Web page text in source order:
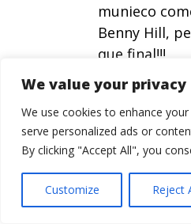
We value your privacy
We use cookies to enhance
serve personalized ads or
By clicking "Accept All", you
Customize Reject
munieco
Benny Hill,
que final!!!
Chapeau!!
Queseyo
Y lo
estar por